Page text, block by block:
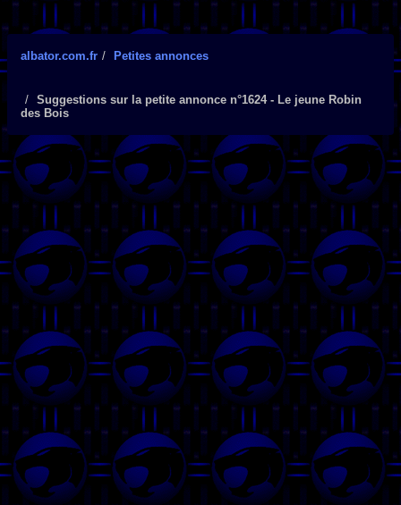
albator.com.fr Petites annonces
Suggestions sur la petite annonce n°1624 - Le jeune Robin
des Bois